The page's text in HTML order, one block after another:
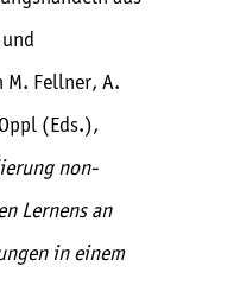
M. Fellner, A.
(Eds.),
non-
Lernens an
in einem